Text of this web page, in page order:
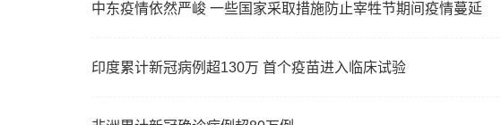
中东疫情依然严峻 一些国家采取措施防止宰牲节期间疫情蔓延
印度累计新冠病例超130万 首个疫苗进入临床试验